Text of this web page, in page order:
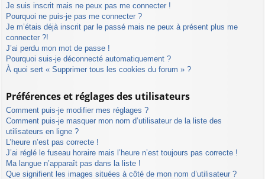
Je suis inscrit mais ne peux pas me connecter !
Pourquoi ne puis-je pas me connecter ?
Je m’étais déjà inscrit par le passé mais ne peux à présent plus me
connecter ?!
J’ai perdu mon mot de passe !
Pourquoi suis-je déconnecté automatiquement ?
À quoi sert « Supprimer tous les cookies du forum » ?
Préférences et réglages des utilisateurs
Comment puis-je modifier mes réglages ?
Comment puis-je masquer mon nom d’utilisateur de la liste des
utilisateurs en ligne ?
L’heure n’est pas correcte !
J’ai réglé le fuseau horaire mais l’heure n’est toujours pas correcte !
Ma langue n’apparaît pas dans la liste !
Que signifient les images situées à côté de mon nom d’utilisateur ?